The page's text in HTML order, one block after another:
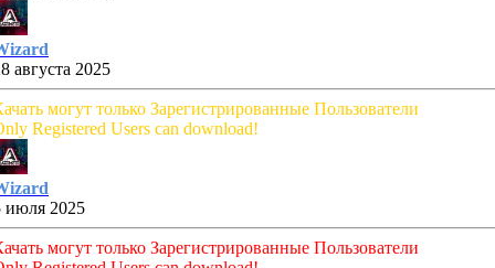
августа 2025
могут только Зарегистрированные Пользователи
Registered Users can download!
июля 2025
могут только Зарегистрированные Пользователи